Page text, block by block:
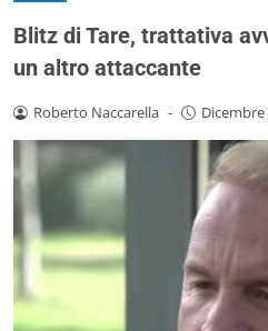
Blitz di Tare, trattativa
un altro attaccante
Roberto Naccarella - Dicembre